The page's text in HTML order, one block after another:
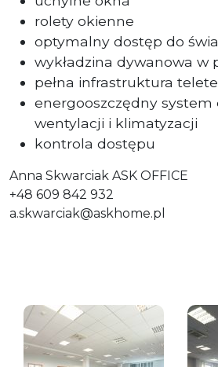
rolety okienne
optymalny dostęp do
wykładzina dywanowa w
pełna infrastruktura
energooszczędny system
wentylacji i klimatyzacji
kontrola dostępu
Anna Skwarciak ASK OFFICE
+48 609 842 932
a.skwarciak@askhome.pl